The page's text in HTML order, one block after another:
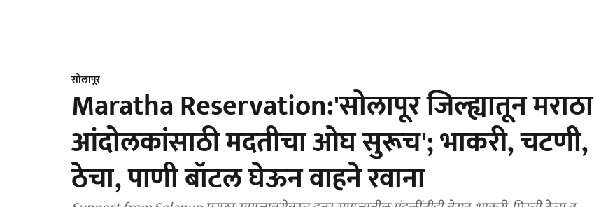
सोलापूर
Maratha Reservation:'साेलापूर जिल्ह्यातून मराठा
आंदोलकांसाठी मदतीचा ओघ सुरूच'; भाकरी, चटणी,
ठेचा, पाणी बॉटल घेऊन वाहने रवाना